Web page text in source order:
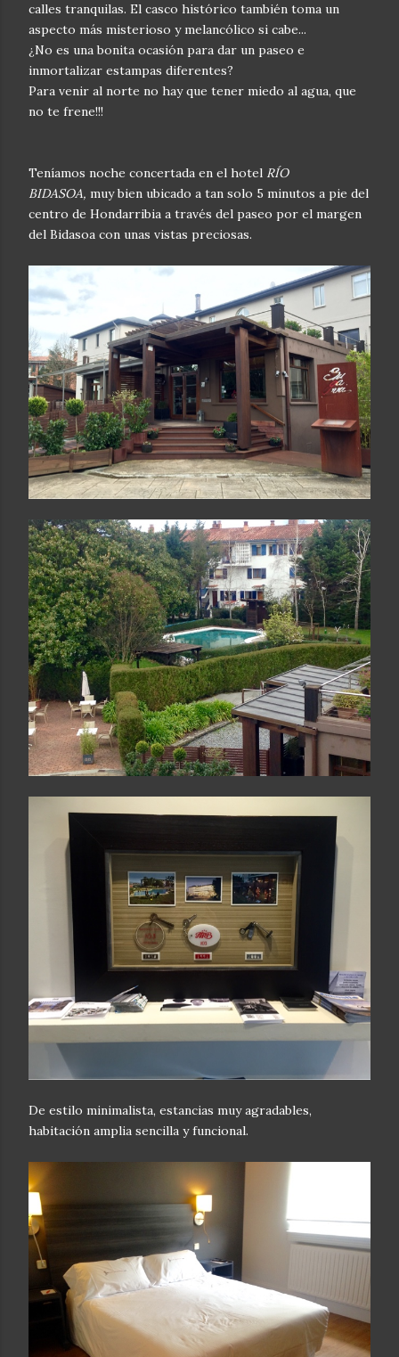
calles tranquilas. El casco histórico también toma un
aspecto más misterioso y melancólico si cabe...
¿No es una bonita ocasión para dar un paseo e
inmortalizar estampas diferentes?
Para venir al norte no hay que tener miedo al agua, que
no te frene!!!
Teníamos noche concertada en el hotel RÍO
BIDASOA, muy bien ubicado a tan solo 5 minutos a pie del
centro de Hondarribia a través del paseo por el margen
del Bidasoa con unas vistas preciosas.
De estilo minimalista, estancias muy agradables,
habitación amplia sencilla y funcional.